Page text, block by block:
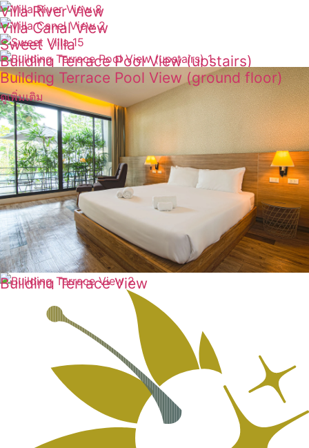
Villa River View
ดูเพิ่มเติม
Villa Canal View
ดูเพิ่มเติม
Sweet Villa
ดูเพิ่มเติม
Building Terrace Pool View (upstairs)
ดูเพิ่มเติม
Building Terrace Pool View (ground floor)
ดูเพิ่มเติม
Building Terrace View